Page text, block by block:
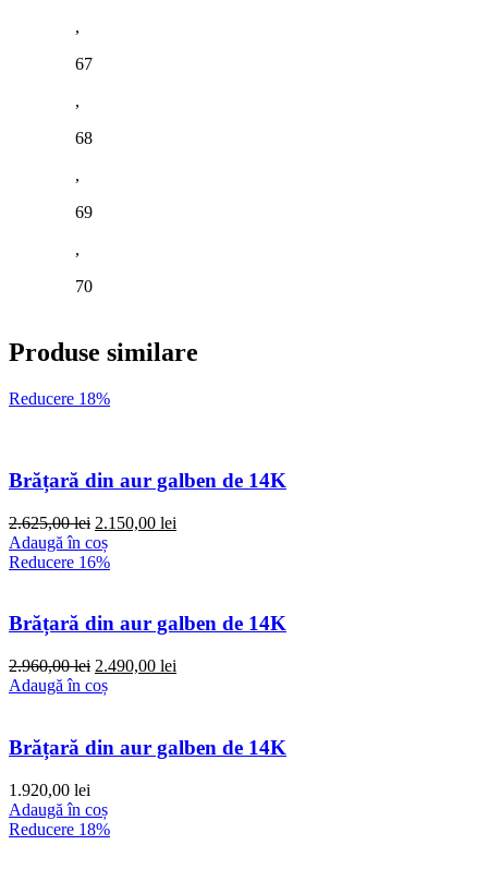
,
67
,
68
,
69
,
70
Produse similare
Reducere 18%
Brățară din aur galben de 14K
2.625,00lei Prețul
inițial
a
2.150,00 lei
Adaugă în coș
Reducere 16%
Brățară din aur galben de 14K
2.960,00lei Prețul
inițial
2.960,00 lei.
2.490,00 lei
Adaugă în coș
Brățară din aur galben de 14K
1.920,00 lei
Adaugă în coș
Reducere 18%